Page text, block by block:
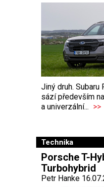
Jiný druh. Subaru
sází především
a univerzální... >>
Technika
Porsche T-
Turbohybrid
Petr Hanke